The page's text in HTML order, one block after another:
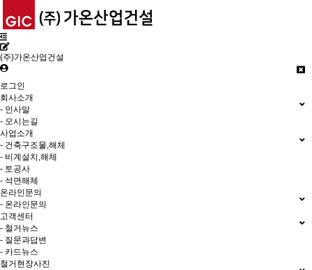
(주)가온산업건설
로그인
회사소개
- 인사말
- 오시는길
사업소개
- 건축구조물,해체
- 비계설치,해체
- 토공사
- 석면해체
온라인문의
- 온라인문의
고객센터
- 철거뉴스
- 질문과답변
- 카드뉴스
철거현장사진